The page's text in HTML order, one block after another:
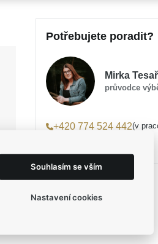
Potřebujete poradit?
Mirka
průvodce
+420 774 524 442(v
Souhlasím se vším
Nastavení cookies